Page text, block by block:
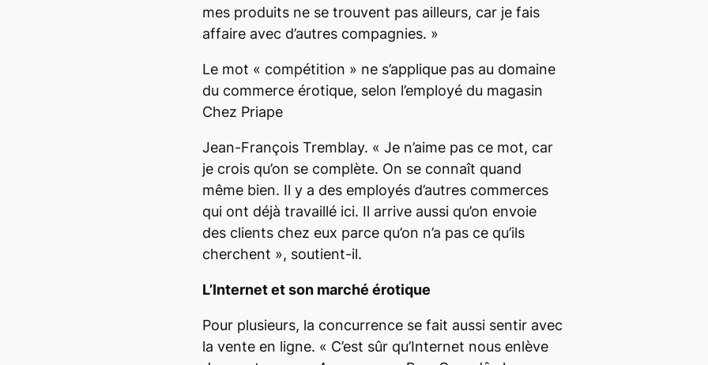
mes produits ne se trouvent pas ailleurs, car je fais
affaire avec d’autres compagnies. »
Le mot « compétition » ne s’applique pas au domaine
du commerce érotique, selon l’employé du magasin
Chez Priape
Jean-François Tremblay. « Je n’aime pas ce mot, car
je crois qu’on se complète. On se connaît quand
même bien. Il y a des employés d’autres commerces
qui ont déjà travaillé ici. Il arrive aussi qu’on envoie
des clients chez eux parce qu’on n’a pas ce qu’ils
cherchent », soutient-il.
L’Internet et son marché érotique
Pour plusieurs, la concurrence se fait aussi sentir avec
la vente en ligne. « C’est sûr qu’Internet nous enlève